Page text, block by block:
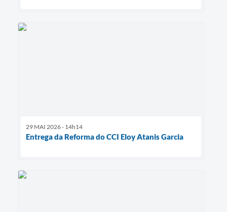
29 MAI 2026 - 14h14
Entrega da Reforma do CCI Eloy Atanis Garcia